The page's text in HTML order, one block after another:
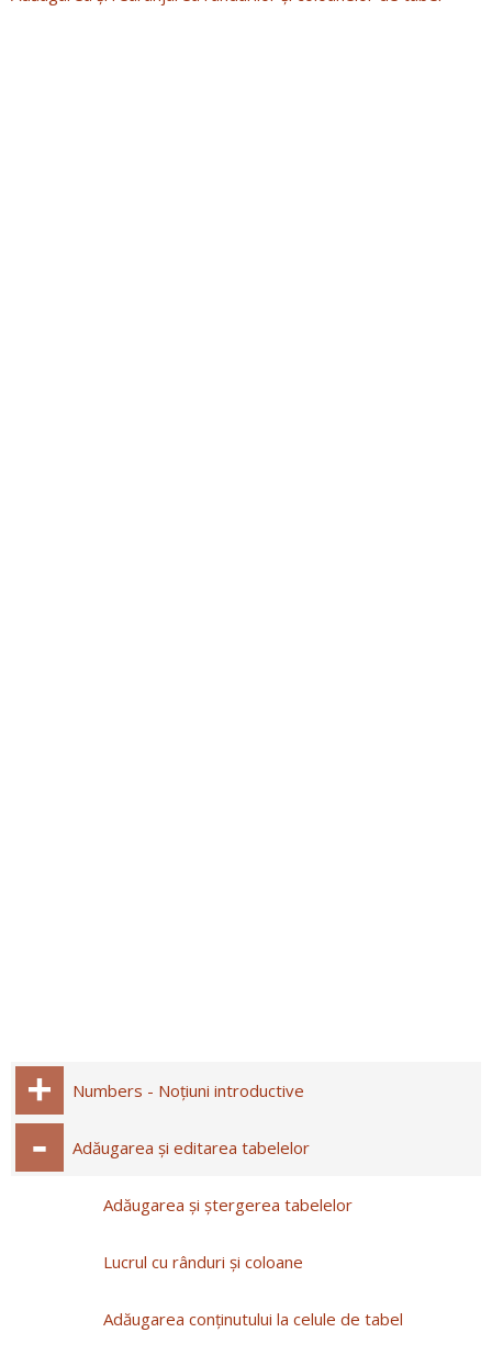
Numbers - Noțiuni introductive
Adăugarea și editarea tabelelor
Adăugarea și ștergerea tabelelor
Lucrul cu rânduri și coloane
Adăugarea conţinutului la celule de tabel